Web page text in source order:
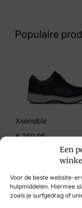
Een
Voor de beste website-
hulpmiddelen. Hiermee
zoals je surfgedrag of
Merk
Finn Comfort
Artikelnummer
02780-
Populaire
Xsensible
€259,95